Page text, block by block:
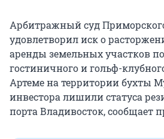
Арбитражный суд
удовлетворил иск о
аренды земельных участков
гостиничного и гольф-
Артеме на территории бухты
инвестора лишили статуса
порта Владивосток, сообщает